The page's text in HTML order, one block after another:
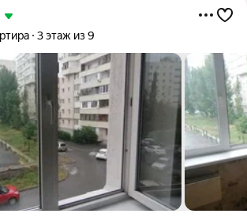
3 этаж из 9